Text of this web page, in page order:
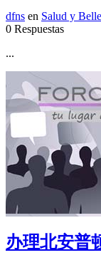
dfns en Salud y
0 Respuestas
...
办理北安普